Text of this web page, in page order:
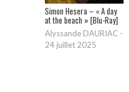
Simon Hesera – « A day
at the beach » [Blu-Ray]
Alyssande DAURIAC -
24 juillet 2025